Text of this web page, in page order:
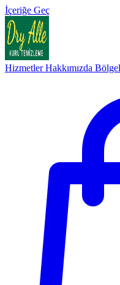
İçeriğe Geç
HizmetlerHakkımızda